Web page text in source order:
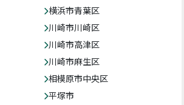
横浜市青葉区
川崎市川崎区
川崎市高津区
川崎市麻生区
相模原市中央区
平塚市